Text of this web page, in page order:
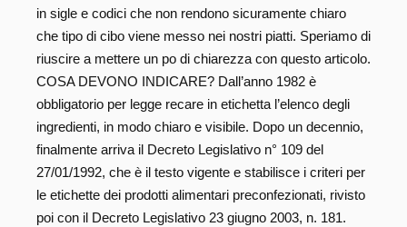
in sigle e codici che non rendono sicuramente chiaro
che tipo di cibo viene messo nei nostri piatti. Speriamo di
riuscire a mettere un po di chiarezza con questo articolo.
COSA DEVONO INDICARE? Dall’anno 1982 è
obbligatorio per legge recare in etichetta l’elenco degli
ingredienti, in modo chiaro e visibile. Dopo un decennio,
finalmente arriva il Decreto Legislativo n° 109 del
27/01/1992, che è il testo vigente e stabilisce i criteri per
le etichette dei prodotti alimentari preconfezionati, rivisto
poi con il Decreto Legislativo 23 giugno 2003, n. 181.